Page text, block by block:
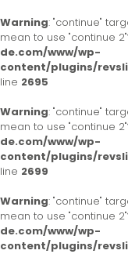
Warning: "continue"
mean to use "continue
de.com/www/wp-
content/plugins/
line 2695
Warning: "continue"
mean to use "continue
de.com/www/wp-
content/plugins/
line 2699
Warning: "continue"
mean to use "continue
de.com/www/wp-
content/plugins/